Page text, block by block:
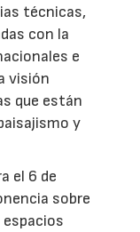
técnicas,
con la
e
visión
que están
y
el 6 de
sobre